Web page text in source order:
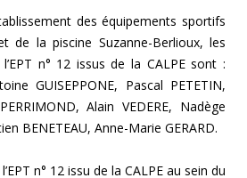
deséquipements sportifs
de la piscine Suzanne-Berlioux, les
n° 12 issus de la CALPE sont :
GUISEPPONE, Pascal PETETIN,
Alain VEDERE, Nadège
BENETEAU, Anne-Marie GERARD.
n° 12 issu de la CALPE au sein du